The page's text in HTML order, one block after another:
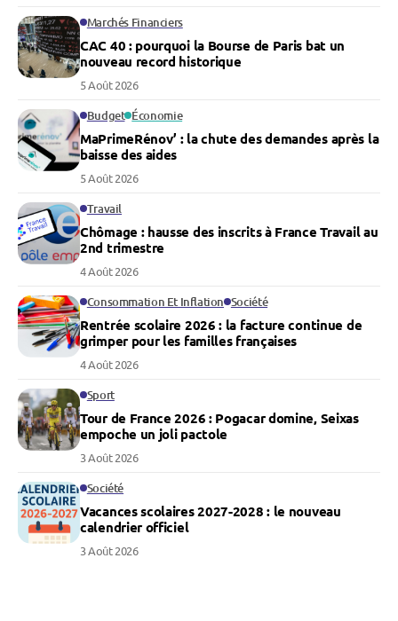
Marchés Financiers
CAC 40 : pourquoi la Bourse de Paris bat un
nouveau record historique
5 Août 2026
Budget Économie
MaPrimeRénov’ : la chute des demandes après la
baisse des aides
5 Août 2026
Travail
Chômage : hausse des inscrits à France Travail au
2nd trimestre
4 Août 2026
Consommation Et Inflation Société
Rentrée scolaire 2026 : la facture continue de
grimper pour les familles françaises
4 Août 2026
Sport
Tour de France 2026 : Pogacar domine, Seixas
empoche un joli pactole
3 Août 2026
Société
Vacances scolaires 2027-2028 : le nouveau
calendrier officiel
3 Août 2026